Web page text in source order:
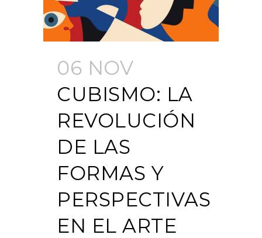
06 NOV
CUBISMO: LA
REVOLUCIÓN
DE LAS
FORMAS Y
PERSPECTIVAS
EN EL ARTE